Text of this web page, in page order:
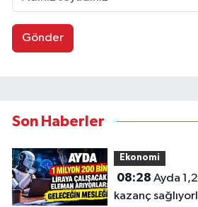
Gönder
Son Haberler
Ekonomi
08:28
kazanç